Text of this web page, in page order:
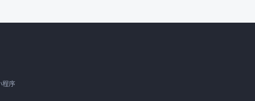
程序